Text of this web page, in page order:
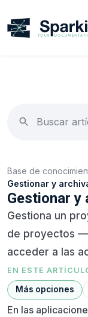
Base de
Gestionar y
Gestionar y
Gestiona un
de proyectos —
acceder a las
EN ESTE
Más opciones
En las